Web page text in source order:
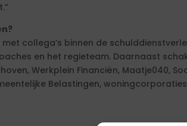
collega’s binnen de
en het regieteam. Daarnaast
Werkplein Financiën, Maatje040,
Belastingen,